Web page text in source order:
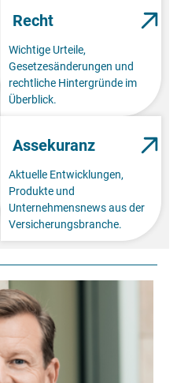
Recht
Wichtige Urteile,
Gesetzesänderungen und
rechtliche Hintergründe im
Überblick.
Assekuranz
Aktuelle Entwicklungen,
Produkte und
Unternehmensnews aus der
Versicherungsbranche.